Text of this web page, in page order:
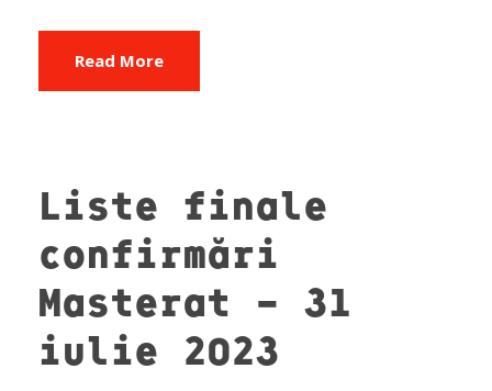
Read More
Liste finale
confirmări
Masterat – 31
iulie 2023